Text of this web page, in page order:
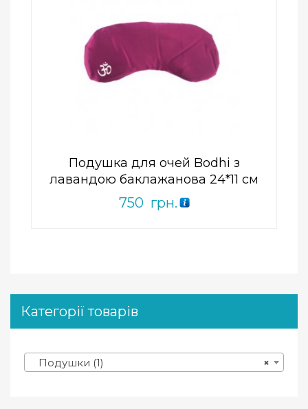
Подушка для очей Bodhi з
лавандою баклажанова 24*11 см
750 грн.
ПРИДБАТИ
Add to Wishlist
Категорії товарів
×
Подушки (1)